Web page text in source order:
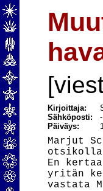
Kirjoittaja:
Sähköposti:-
Päiväys:
Marjut
otsikolla
En
yritän
vastata